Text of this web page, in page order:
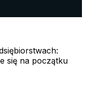
się na początku